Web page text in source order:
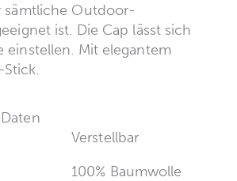
sämtliche Outdoor-
ist. Die Cap lässt sich
einstellen. Mit elegantem
Verstellbar
100% Baumwolle